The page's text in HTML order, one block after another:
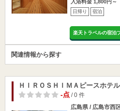
入浴料金 1,800円～
日帰り 宿泊
楽天トラベルの宿泊
関連情報から探す
ＨＩＲＯＳＨＩＭＡピースホテル
-点/ 0 件
広島県 / 広島市西